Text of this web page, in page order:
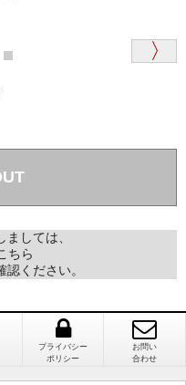
期間がかかります
済確認後、２～４
かり、納期が遅れる
？
すため、仕入先へ発
ます。
女性）
に書かれていたこ
ど）」
女性）
メールを何度か頂
しては、
ちら
認ください。
プライバシー
ポリシー
お問い
合わせ